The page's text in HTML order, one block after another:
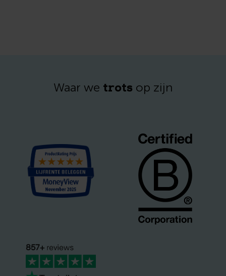
Waar we trots op zijn